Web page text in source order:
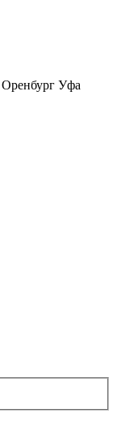
Оренбург Уфа